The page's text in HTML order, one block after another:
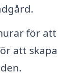
för att
att skapa